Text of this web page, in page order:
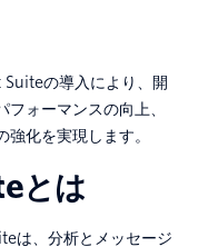
の導入により、開
ォーマンスの向上、
化を実現します。
とは
は、分析とメッセージ